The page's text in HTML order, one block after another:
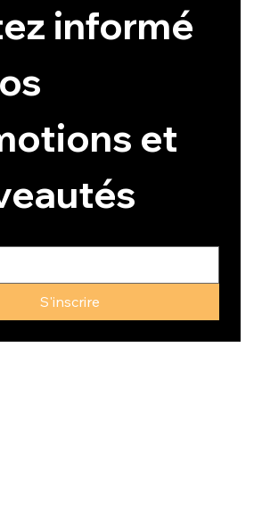
informé
et
S'inscrire